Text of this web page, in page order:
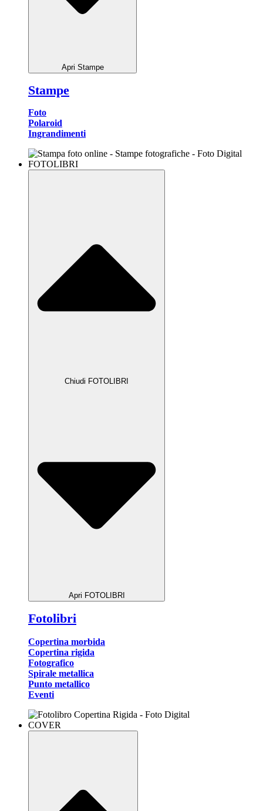
Apri Stampe
Stampe
Foto
Polaroid
Ingrandimenti
FOTOLIBRI
Chiudi FOTOLIBRI
Apri FOTOLIBRI
Fotolibri
Copertina morbida
Copertina rigida
Fotografico
Spirale metallica
Punto metallico
Eventi
COVER